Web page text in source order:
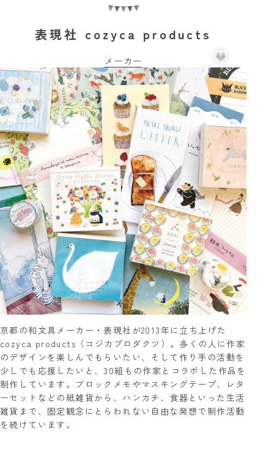
表現社 cozyca products
メーカー
京都の和文具メーカー・表現社が2013年に立ち上げた
cozyca products（コジカプロダクツ）。多くの人に作家
のデザインを楽しんでもらいたい、そして作り手の活動を
少しでも応援したいと、30組もの作家とコラボした作品を
制作しています。ブロックメモやマスキングテープ、レタ
ーセットなどの紙雑貨から、ハンカチ、食器といった生活
雑貨まで、固定観念にとらわれない自由な発想で制作活動
を続けています。